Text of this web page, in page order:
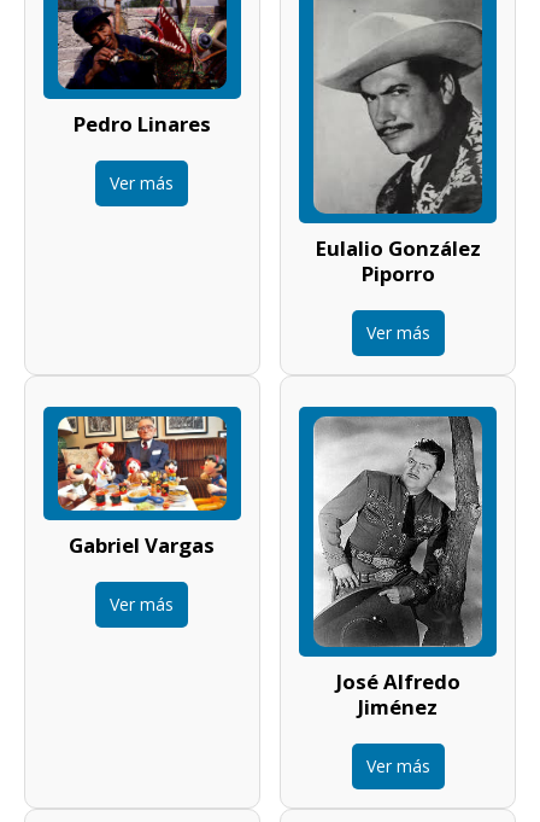
Pedro Linares
Ver más
Eulalio González
Piporro
Ver más
Gabriel Vargas
Ver más
José Alfredo
Jiménez
Ver más